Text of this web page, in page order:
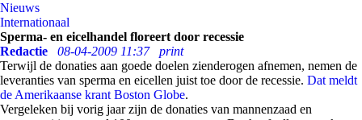
Nieuws
Internationaal
Sperma- en eicelhandel floreert door recessie
Redactie
08-04-2009 11:37
print
Terwijl de donaties aan goede doelen zienderogen afnemen, nemen de
leveranties van sperma en eicellen juist toe door de recessie. Dat meldt
de Amerikaanse krant Boston Globe.
Vergeleken bij vorig jaar zijn de donaties van mannenzaad en